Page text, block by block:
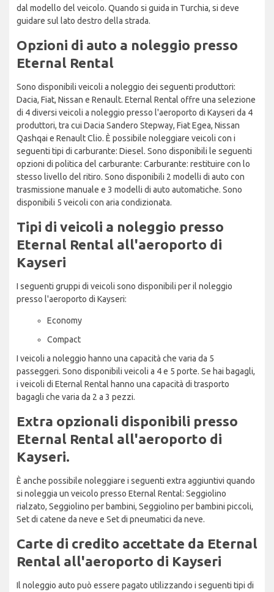
dal modello del veicolo. Quando si guida in Turchia, si deve
guidare sul lato destro della strada.
Opzioni di auto a noleggio presso
Eternal Rental
Sono disponibili veicoli a noleggio dei seguenti produttori:
Dacia, Fiat, Nissan e Renault. Eternal Rental offre una selezione
di 4 diversi veicoli a noleggio presso l'aeroporto di Kayseri da 4
produttori, tra cui Dacia Sandero Stepway, Fiat Egea, Nissan
Qashqai e Renault Clio. È possibile noleggiare veicoli con i
seguenti tipi di carburante: Diesel. Sono disponibili le seguenti
opzioni di politica del carburante: Carburante: restituire con lo
stesso livello del ritiro. Sono disponibili 2 modelli di auto con
trasmissione manuale e 3 modelli di auto automatiche. Sono
disponibili 5 veicoli con aria condizionata.
Tipi di veicoli a noleggio presso
Eternal Rental all'aeroporto di
Kayseri
I seguenti gruppi di veicoli sono disponibili per il noleggio
presso l'aeroporto di Kayseri:
Economy
Compact
I veicoli a noleggio hanno una capacità che varia da 5
passeggeri. Sono disponibili veicoli a 4 e 5 porte. Se hai bagagli,
i veicoli di Eternal Rental hanno una capacità di trasporto
bagagli che varia da 2 a 3 pezzi.
Extra opzionali disponibili presso
Eternal Rental all'aeroporto di
Kayseri.
È anche possibile noleggiare i seguenti extra aggiuntivi quando
si noleggia un veicolo presso Eternal Rental: Seggiolino
rialzato, Seggiolino per bambini, Seggiolino per bambini piccoli,
Set di catene da neve e Set di pneumatici da neve.
Carte di credito accettate da Eternal
Rental all'aeroporto di Kayseri
Il noleggio auto può essere pagato utilizzando i seguenti tipi di